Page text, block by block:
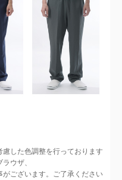
した色調整を行っております
ウザ、
ございます。ご了承ください